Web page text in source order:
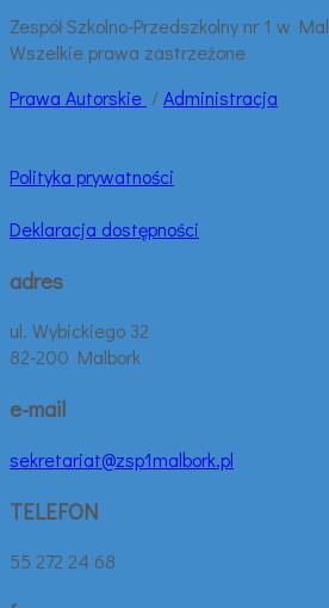
Zespół Szkolno-Przedszkolny nr 1 w
Wszelkie prawa zastrzeżone
Prawa Autorskie /Administracja
Polityka prywatności
Deklaracja dostępności
adres
ul. Wybickiego 32
82-200 Malbork
e-mail
sekretariat@zsp1malbork.pl
TELEFON
55 272 24 68